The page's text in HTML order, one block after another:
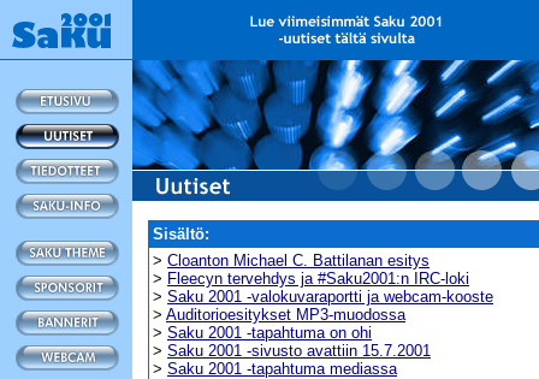
Sisältö:
> Cloanton Michael C. Battilanan esitys
> Fleecyn tervehdys ja #Saku2001:n IRC-loki
> Saku 2001 -valokuvaraportti ja webcam-kooste
> Auditorioesitykset MP3-muodossa
> Saku 2001 -tapahtuma on ohi
> Saku 2001 -sivusto avattiin 15.7.2001
> Saku 2001 -tapahtuma mediassa